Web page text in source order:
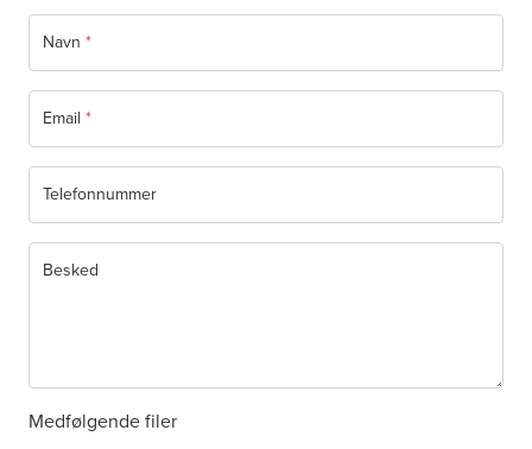
Navn *
Email *
Telefonnummer
Besked
Medfølgende filer